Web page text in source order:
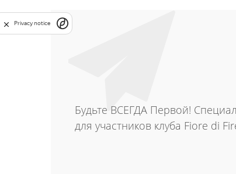
Будьте ВСЕГДА Первой!
для участников клуба Fiore di
Privacy notice